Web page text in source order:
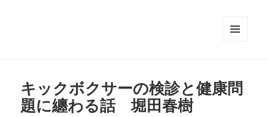
ット
キックボクサーの検診と健康問
題に纏わる話 堀田春樹